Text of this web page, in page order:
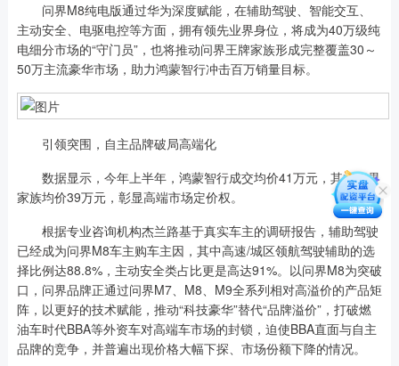
问界M8纯电版通过华为深度赋能，在辅助驾驶、智能交互、
主动安全、电驱电控等方面，拥有领先业界身位，将成为40万级纯
电细分市场的“守门员”，也将推动问界王牌家族形成完整覆盖30～
50万主流豪华市场，助力鸿蒙智行冲击百万销量目标。
引领突围，自主品牌破局高端化
数据显示，今年上半年，鸿蒙智行成交均价41万元，其中问界
家族均价39万元，彰显高端市场定价权。
根据专业咨询机构杰兰路基于真实车主的调研报告，辅助驾驶
已经成为问界M8车主购车主因，其中高速/城区领航驾驶辅助的选
择比例达88.8%，主动安全类占比更是高达91%。以问界M8为突破
口，问界品牌正通过问界M7、M8、M9全系列相对高溢价的产品矩
阵，以更好的技术赋能，推动“科技豪华”替代“品牌溢价”，打破燃
油车时代BBA等外资车对高端车市场的封锁，迫使BBA直面与自主
品牌的竞争，并普遍出现价格大幅下探、市场份额下降的情况。